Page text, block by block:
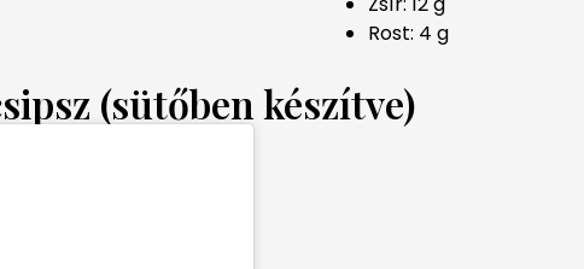
Rost: 4 g
(sütőben készítve)